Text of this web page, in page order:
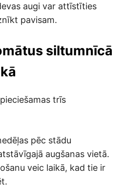
augi var attīstīties
pavisam.
siltumnīcā
trīs
pēc stādu
augšanas vietā.
veic laikā, kad tie ir